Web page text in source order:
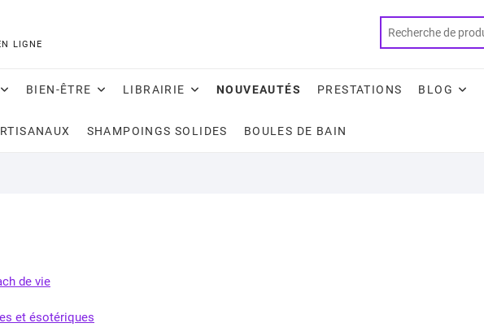
LIGNE
BIEN-ÊTRE LIBRAIRIE NOUVEAUTÉS PRESTATIONS BLOG
SHAMPOINGS SOLIDES BOULES DE BAIN
de vie
et ésotériques